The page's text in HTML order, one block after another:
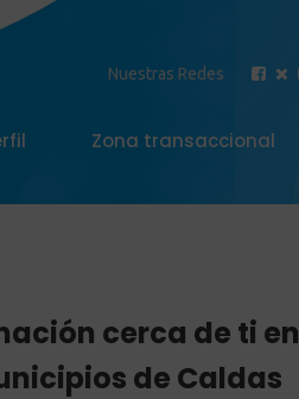
Nuestras Redes
Zona transaccional
cerca de ti en
de Caldas